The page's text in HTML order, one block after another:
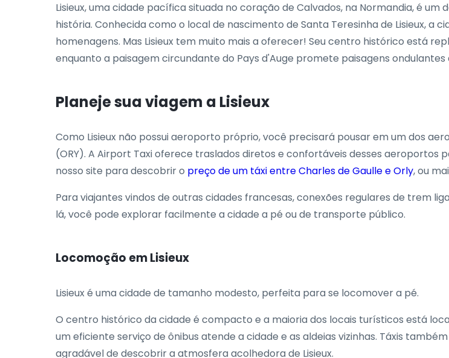
Lisieux, uma cidade pacífica situada no coração de Calvados, na Normandia, é
história. Conhecida como o local de nascimento de Santa Teresinha de Lisieux, a
homenagens. Mas Lisieux tem muito mais a oferecer! Seu centro histórico está
enquanto a paisagem circundante do Pays d'Auge promete paisagens
Planeje sua viagem a Lisieux
Como Lisieux não possui aeroporto próprio, você precisará pousar em um dos
(ORY). A Airport Taxi oferece traslados diretos e confortáveis desses aeroportos
nosso site para descobrir o preço de um táxi entre Charles de Gaulle e Orly, ou
Para viajantes vindos de outras cidades francesas, conexões regulares de trem
lá, você pode explorar facilmente a cidade a pé ou de transporte público.
Locomoção em Lisieux
Lisieux é uma cidade de tamanho modesto, perfeita para se locomover a pé.
O centro histórico da cidade é compacto e a maioria dos locais turísticos está
um eficiente serviço de ônibus atende a cidade e as aldeias vizinhas. Táxis
agradável de descobrir a atmosfera acolhedora de Lisieux.